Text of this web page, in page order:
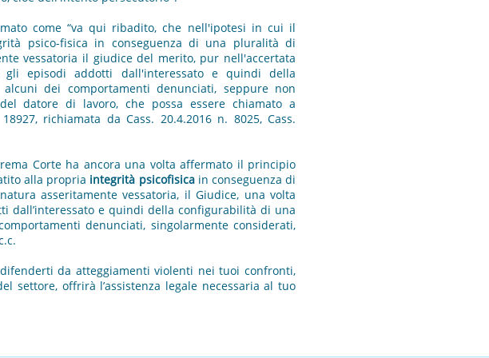
come “va qui ribadito, che nell'ipotesi in cui il
psico-fisica in conseguenza di una pluralità di
vessatoria il giudice del merito, pur nell'accertata
episodi addotti dall'interessato e quindi della
dei comportamenti denunciati, seppure non
datore di lavoro, che possa essere chiamato a
richiamata da Cass. 20.4.2016 n. 8025, Cass.
Corte ha ancora una volta affermato il principio
alla propria integrità psicofisica in conseguenza di
asseritamente vessatoria, il Giudice, una volta
dall’interessato e quindi della configurabilità di una
denunciati, singolarmente considerati,
da atteggiamenti violenti nei tuoi confronti,
settore, offrirà l’assistenza legale necessaria al tuo